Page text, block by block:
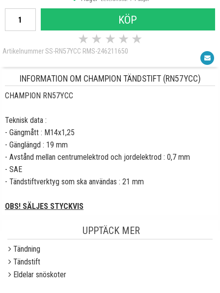
KÖP
★ ★ ★ ★ ★
Artikelnummer SS-RN57YCC RMS-246211650
INFORMATION OM CHAMPION TÄNDSTIFT (RN57YCC)
CHAMPION RN57YCC
Teknisk data :
- Gängmått : M14x1,25
- Gänglängd : 19 mm
- Avstånd mellan centrumelektrod och jordelektrod : 0,7 mm
- SAE
- Tändstiftverktyg som ska användas : 21 mm
OBS! SÄLJES STYCKVIS
UPPTÄCK MER
Tändning
Tändstift
Eldelar snöskoter